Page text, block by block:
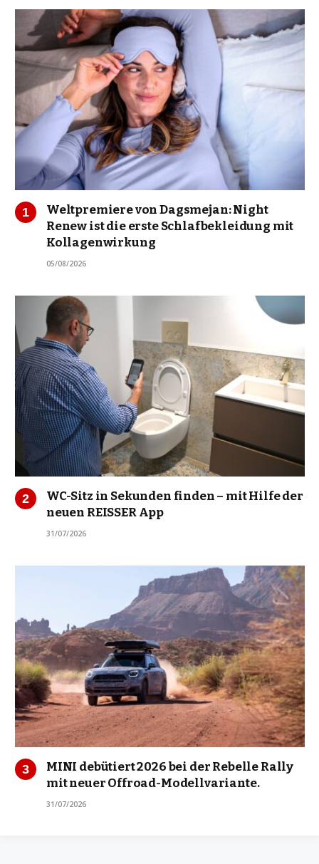
Weltpremiere von Dagsmejan: Night
Renew ist die erste Schlafbekleidung mit
Kollagenwirkung
05/08/2026
WC-Sitz in Sekunden finden – mit Hilfe der
neuen REISSER App
31/07/2026
MINI debütiert 2026 bei der Rebelle Rally
mit neuer Offroad-Modellvariante.
31/07/2026